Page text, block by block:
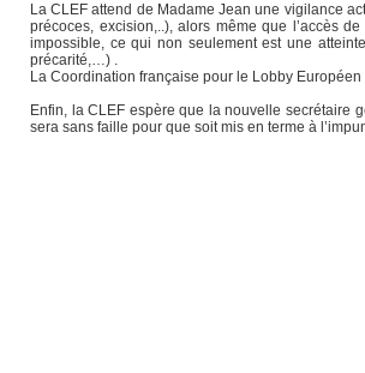
La CLEF attend de Madame Jean une vigilance
précoces, excision,..), alors même que l’accès
impossible, ce qui non seulement est une
précarité,…) .
La Coordination française pour le Lobby
Enfin, la CLEF espère que la nouvelle secrétaire
sera sans faille pour que soit mis en terme à